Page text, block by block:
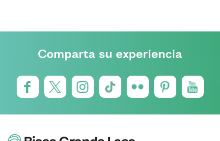
Comparta su experiencia